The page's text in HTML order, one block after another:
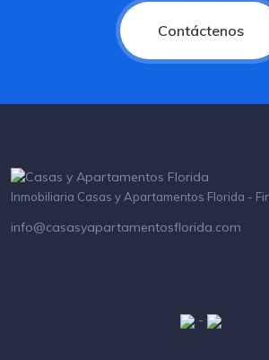
Contáctenos
Inmobiliaria Casas y Apartamentos Florida -
info@casasyapartamentosflorida.com
-